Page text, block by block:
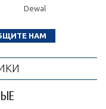
Dewal
НАМ